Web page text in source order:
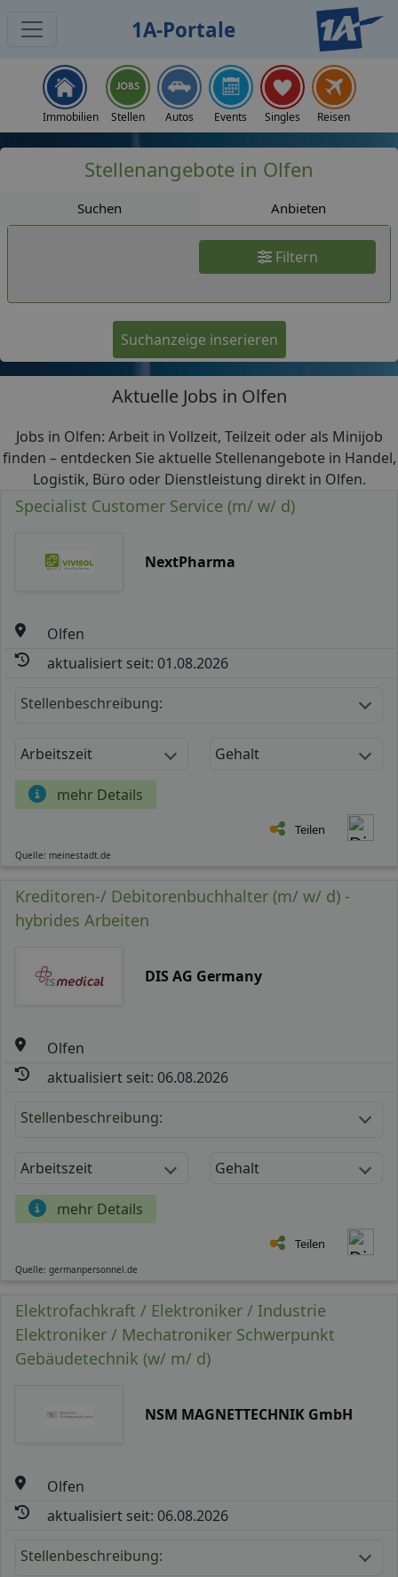
1A-Portale
Immobilien Stellen Autos Events Singles Reisen
Stellenangebote in Olfen
Suchen Anbieten
Filtern
Suchanzeige inserieren
Aktuelle Jobs in Olfen
Jobs in Olfen: Arbeit in Vollzeit, Teilzeit oder als Minijob
finden – entdecken Sie aktuelle Stellenangebote in Handel,
Logistik, Büro oder Dienstleistung direkt in Olfen.
Specialist Customer Service (m/ w/ d)
NextPharma
Olfen
aktualisiert seit: 01.08.2026
Stellenbeschreibung:
Arbeitszeit Gehalt
mehr Details
Teilen
Quelle: meinestadt.de
Kreditoren-/ Debitorenbuchhalter (m/ w/ d) -
hybrides Arbeiten
DIS AG Germany
Olfen
aktualisiert seit: 06.08.2026
Stellenbeschreibung:
Arbeitszeit Gehalt
mehr Details
Teilen
Quelle: germanpersonnel.de
Elektrofachkraft / Elektroniker / Industrie
Elektroniker / Mechatroniker Schwerpunkt
Gebäudetechnik (w/ m/ d)
NSM MAGNETTECHNIK GmbH
Olfen
aktualisiert seit: 06.08.2026
Stellenbeschreibung: